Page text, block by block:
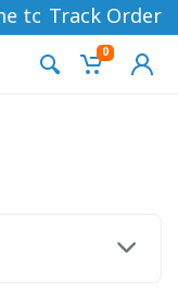
to Kroymela
Track Order
0